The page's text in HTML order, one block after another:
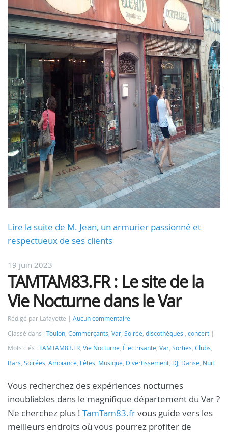
Lire la suite de M. Jean, un armurier passionné et
respectueux de ses clients
19 juin 2023
TAMTAM83.FR : Le site de la
Vie Nocturne dans le Var
Rédigé par Lafayette
Aucun commentaire
Classé dans : Toulon, Commerçants, Var, Soirée, discothèques , concert
Mots clés : TAMTAM83.FR, Vie Nocturne, Électrisante, Var, Sorties, Clubs,
Bars, Soirées, Ambiance, Fêtes, Musique, Divertissement, DJ, Danse, Nuit
Vous recherchez des expériences nocturnes
inoubliables dans le magnifique département du Var ?
Ne cherchez plus ! TamTam83.frvous guide vers les
meilleurs endroits où vous pourrez profiter de